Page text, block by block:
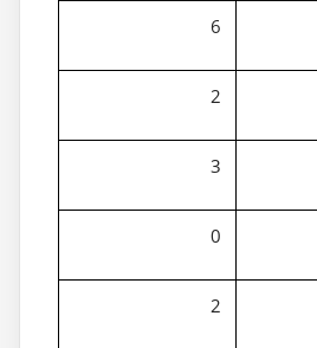
6
2
3
0
2